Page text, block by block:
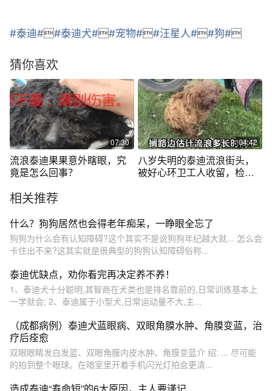
#泰迪##泰迪犬##宠物##汪星人##狗#
猜你喜欢
07:30
流浪泰迪果果意外瞎眼，究
竟是怎么回事？
04:42
八岁失明的泰迪流浪街头，
被好心环卫工人收留，检查
相关推荐
什么？狗狗居然也会得老年痴呆，一睁眼全忘了
狗狗为什么会有认知障碍?这个其实不是说狗狗年纪越大就... 怎么会
卡住出不来?这其实就是很典型的狗狗认知障碍俗称...
泰迪优缺点，劝你看完再决定养不养！
1、泰迪犬十分聪明,其智商在犬类也是排名靠前的,日常训练基本上
一学就会; 2、泰迪属于小型犬,日常运动量不大,主...
（成都病例）泰迪犬蓝眼病、双眼角膜水肿、角膜变蓝，治
疗后痊愈
双眼眼睛发白发蓝、双眼角膜内皮水肿、角膜变蓝介 绍: ... 尽可能
的拍到整个眼球。在暗室里开着手机闪光灯拍会更清...
造成泰迪“寿命短”的6大原因，主人要谨记